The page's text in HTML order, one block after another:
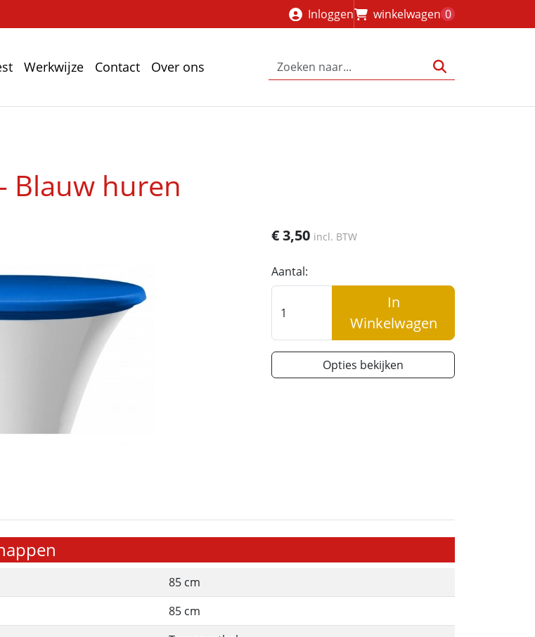
Inloggen winkelwagen 0
Werkwijze Contact Over ons
Blauw huren
€3,50 incl. BTW
Aantal:
In
Winkelwagen
Opties bekijken
85 cm
85 cm